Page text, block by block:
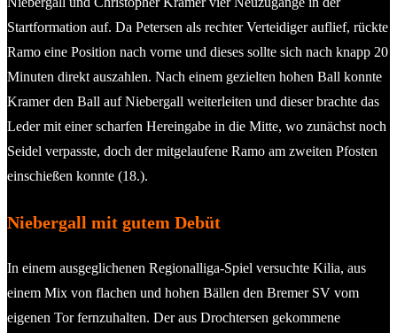
Startformation auf. Da Petersen als rechter Verteidiger auflief, rückte
Ramo eine Position nach vorne und dieses sollte sich nach knapp 20
Minuten direkt auszahlen. Nach einem gezielten hohen Ball konnte
Kramer den Ball auf Niebergall weiterleiten und dieser brachte das
Leder mit einer scharfen Hereingabe in die Mitte, wo zunächst noch
Seidel verpasste, doch der mitgelaufene Ramo am zweiten Pfosten
einschießen konnte (18.).
Niebergall mit gutem Debüt
In einem ausgeglichenen Regionalliga-Spiel versuchte Kilia, aus
einem Mix von flachen und hohen Bällen den Bremer SV vom
eigenen Tor fernzuhalten. Der aus Drochtersen gekommene